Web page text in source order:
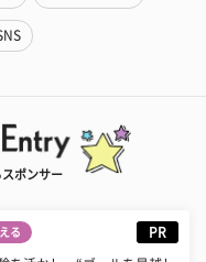
ポンサー
る PR